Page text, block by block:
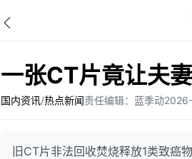
一张CT片竟让夫
国内资讯/热点新闻责任编辑：蓝季动
旧CT片非法回收焚烧释放1类致癌